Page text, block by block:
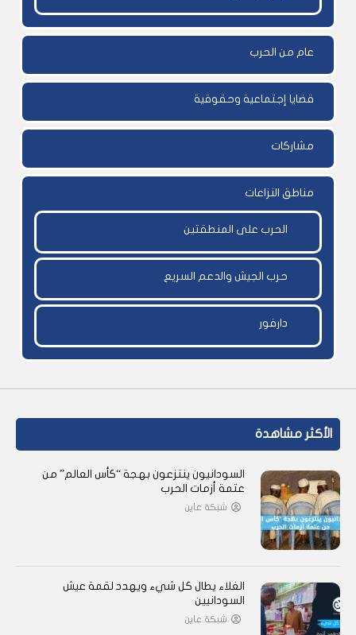
عام من الحرب
قضايا إجتماعية وحقوقية
مشاركات
مناطق النزاعات
الحرب على المنطقتين
حرب الجيش والدعم السريع
دارفور
الأكثر مشاهدة
السودانيون ينتزعون بهجة “كأس العالم” من
عتمة أزمات الحرب
شبكة عاين
الغلاء يطال كل شيء ويهدد لقمة عيش
السودانيين
شبكة عاين